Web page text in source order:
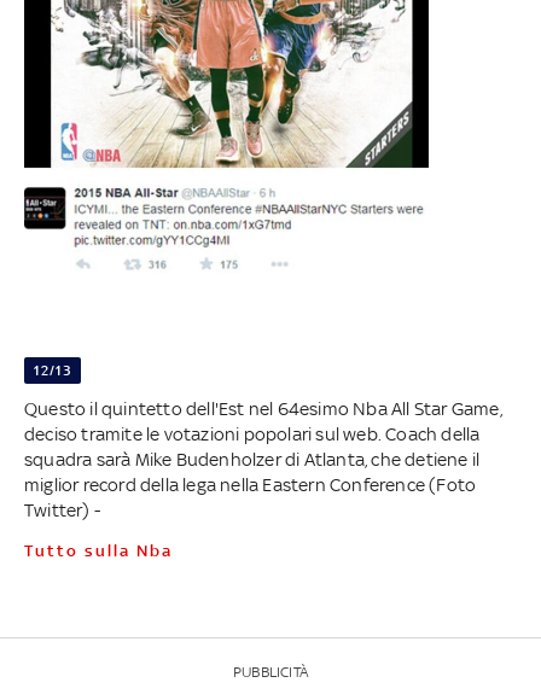
12/13
Questo il quintetto dell'Est nel 64esimo Nba All Star Game,
deciso tramite le votazioni popolari sul web. Coach della
squadra sarà Mike Budenholzer di Atlanta, che detiene il
miglior record della lega nella Eastern Conference (Foto
Twitter) -
Tutto sulla Nba
PUBBLICITÀ